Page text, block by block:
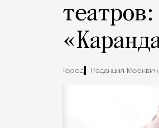
Город Редакция Москвич